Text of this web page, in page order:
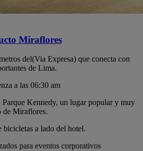
Miraflores
del(Via Expresa) que conecta con
de Lima.
a las 06:30 am
Parque Kennedy, un lugar popular y muy
de Miraflores.
a lado del hotel.
para eventos corporativos